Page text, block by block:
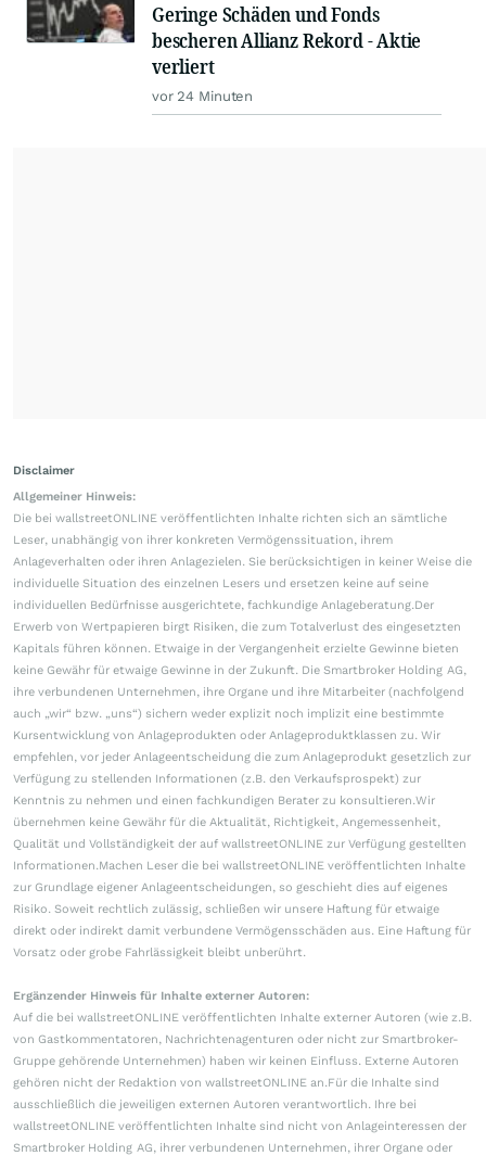
Geringe Schäden und Fonds
bescheren Allianz Rekord - Aktie
verliert
vor 24 Minuten
Disclaimer
Allgemeiner Hinweis:
Die bei wallstreetONLINE veröffentlichten Inhalte richten sich an sämtliche
Leser, unabhängig von ihrer konkreten Vermögenssituation, ihrem
Anlageverhalten oder ihren Anlagezielen. Sie berücksichtigen in keiner Weise die
individuelle Situation des einzelnen Lesers und ersetzen keine auf seine
individuellen Bedürfnisse ausgerichtete, fachkundige Anlageberatung.Der
Erwerb von Wertpapieren birgt Risiken, die zum Totalverlust des eingesetzten
Kapitals führen können. Etwaige in der Vergangenheit erzielte Gewinne bieten
keine Gewähr für etwaige Gewinne in der Zukunft. Die Smartbroker Holding AG,
ihre verbundenen Unternehmen, ihre Organe und ihre Mitarbeiter (nachfolgend
auch „wir“ bzw. „uns“) sichern weder explizit noch implizit eine bestimmte
Kursentwicklung von Anlageprodukten oder Anlageproduktklassen zu. Wir
empfehlen, vor jeder Anlageentscheidung die zum Anlageprodukt gesetzlich zur
Verfügung zu stellenden Informationen (z.B. den Verkaufsprospekt) zur
Kenntnis zu nehmen und einen fachkundigen Berater zu konsultieren.Wir
übernehmen keine Gewähr für die Aktualität, Richtigkeit, Angemessenheit,
Qualität und Vollständigkeit der auf wallstreetONLINE zur Verfügung gestellten
Informationen.Machen Leser die bei wallstreetONLINE veröffentlichten Inhalte
zur Grundlage eigener Anlageentscheidungen, so geschieht dies auf eigenes
Risiko. Soweit rechtlich zulässig, schließen wir unsere Haftung für etwaige
direkt oder indirekt damit verbundene Vermögensschäden aus. Eine Haftung für
Vorsatz oder grobe Fahrlässigkeit bleibt unberührt.
Ergänzender Hinweis für Inhalte externer Autoren:
Auf die bei wallstreetONLINE veröffentlichten Inhalte externer Autoren (wie z.B.
von Gastkommentatoren, Nachrichtenagenturen oder nicht zur Smartbroker-
Gruppe gehörende Unternehmen) haben wir keinen Einfluss. Externe Autoren
gehören nicht der Redaktion von wallstreetONLINE an.Für die Inhalte sind
ausschließlich die jeweiligen externen Autoren verantwortlich. Ihre bei
wallstreetONLINE veröffentlichten Inhalte sind nicht von Anlageinteressen der
Smartbroker Holding AG, ihrer verbundenen Unternehmen, ihrer Organe oder